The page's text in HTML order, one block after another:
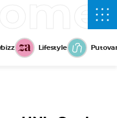
Lifestyle